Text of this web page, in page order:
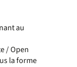
au
/ Open
la forme